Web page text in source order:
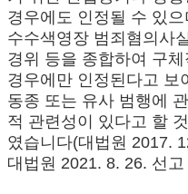
경우에도 인정될 수 있
수수색영장 범죄혐의사
경위 등을 종합하여 구
경우에만 인정된다고 보
동종 또는 유사 범행에
적 관련성이 있다고 할
였습니다(대법원 2017.
대법원 2021. 8. 26. 선